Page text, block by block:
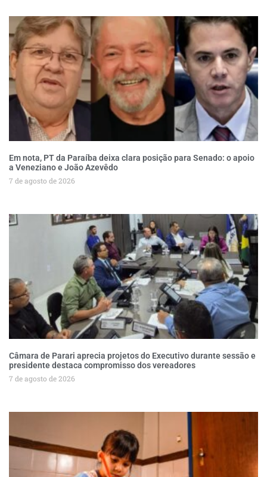
Em nota, PT da Paraíba deixa clara posição para Senado: o apoio
a Veneziano e João Azevêdo
7 de agosto de 2026
Câmara de Parari aprecia projetos do Executivo durante sessão e
presidente destaca compromisso dos vereadores
7 de agosto de 2026